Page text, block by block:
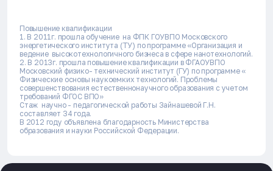
Повышение квалификации
1. В 2011г. прошла обучение на ФПК ГОУВПО Московского
энергетического института (ТУ) по программе «Организация и
ведение высокотехнологичного бизнеса в сфере нанотехнологий.
2. В 2013г. прошла повышение квалификации в ФГАОУВПО
Московский физико- технический институт (ГУ) по программе «
Физические основы наукоемких технологий. Проблемы
совершенствования естественнонаучного образования с учетом
требований ФГОС ВПО»
Стаж научно - педагогической работы Зайнашевой Г.Н.
составляет 34 года.
В 2012 году объявлена благодарность Министерства
образования и науки Российской Федерации.